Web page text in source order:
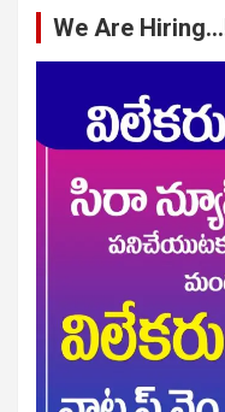
We Are